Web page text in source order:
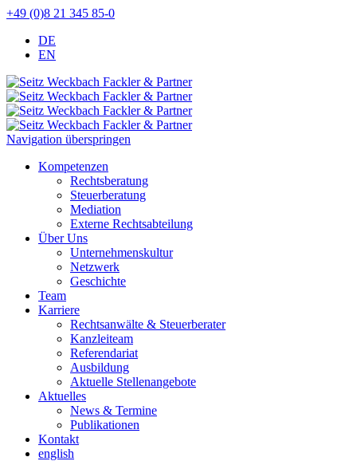
+49 (0)8 21 345 85-0
DE
EN
Navigation überspringen
Kompetenzen
Rechtsberatung
Steuerberatung
Mediation
Externe Rechtsabteilung
Über Uns
Unternehmenskultur
Netzwerk
Geschichte
Team
Karriere
Rechtsanwälte & Steuerberater
Kanzleiteam
Referendariat
Ausbildung
Aktuelle Stellenangebote
Aktuelles
News & Termine
Publikationen
Kontakt
english